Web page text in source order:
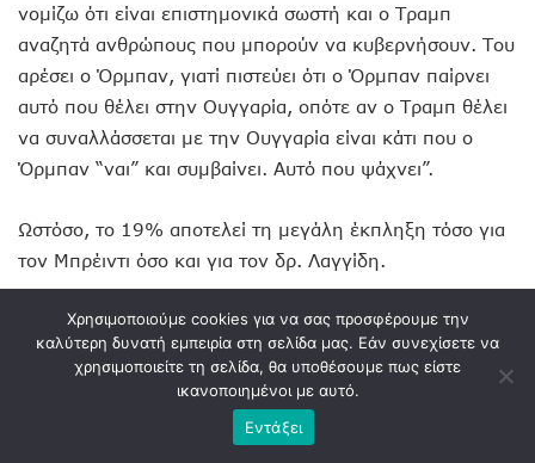
νομίζω ότι είναι επιστημονικά σωστή και ο Τραμπ
αναζητά ανθρώπους που μπορούν να κυβερνήσουν. Του
αρέσει ο Όρμπαν, γιατί πιστεύει ότι ο Όρμπαν παίρνει
αυτό που θέλει στην Ουγγαρία, οπότε αν ο Τραμπ θέλει
να συναλλάσσεται με την Ουγγαρία είναι κάτι που ο
Όρμπαν “ναι” και συμβαίνει. Αυτό που ψάχνει”.
Ωστόσο, το 19% αποτελεί τη μεγάλη έκπληξη τόσο για
τον Μπρέιντι όσο και για τον δρ. Λαγγίδη.
“Ναι είναι εντυπωσιακό, ντρέπομαι να πω ότι είναι τόσο
νέα πολιτικός που ξέχασα ότι υπήρχε… Η ιδέα ότι αυτό
το νέο κόμμα, έγινε ξαφνικά κέντρο ελπίδας για
ανθρώπους που πιστεύουν στα μαγικά ξεπερνώντας και
τον Βελόπουλο”. Ωστόσο, για τον ίδιο αυτό το
Χρησιμοποιούμε cookies για να σας προσφέρουμε την
καλύτερη δυνατή εμπειρία στη σελίδα μας. Εάν συνεχίσετε να
χρησιμοποιείτε τη σελίδα, θα υποθέσουμε πως είστε
ικανοποιημένοι με αυτό.
Εντάξει